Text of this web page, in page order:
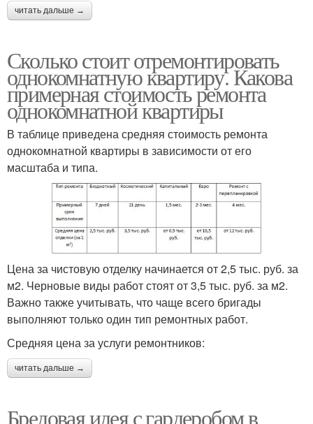
читать дальше →
Сколько стоит отремонтировать
однокомнатную квартиру. Какова
примерная стоимость ремонта
однокомнатной квартиры
В таблице приведена средняя стоимость ремонта
однокомнатной квартиры в зависимости от его
масштаба и типа.
Цена за чистовую отделку начинается от 2,5 тыс. руб. за
м2. Черновые виды работ стоят от 3,5 тыс. руб. за м2.
Важно также учитывать, что чаще всего бригады
выполняют только один тип ремонтных работ.
Средняя цена за услуги ремонтников:
читать дальше →
Бредовая идея с гардеробом в